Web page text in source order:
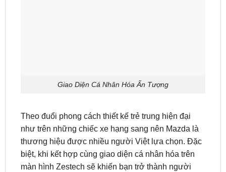
Giao Diện Cá Nhân Hóa Ấn Tượng
Theo đuổi phong cách thiết kế trẻ trung hiện đại
như trên những chiếc xe hạng sang nên Mazda là
thương hiệu được nhiều người Việt lựa chọn. Đặc
biệt, khi kết hợp cùng giao diện cá nhân hóa trên
màn hình Zestech sẽ khiến bạn trở thành người